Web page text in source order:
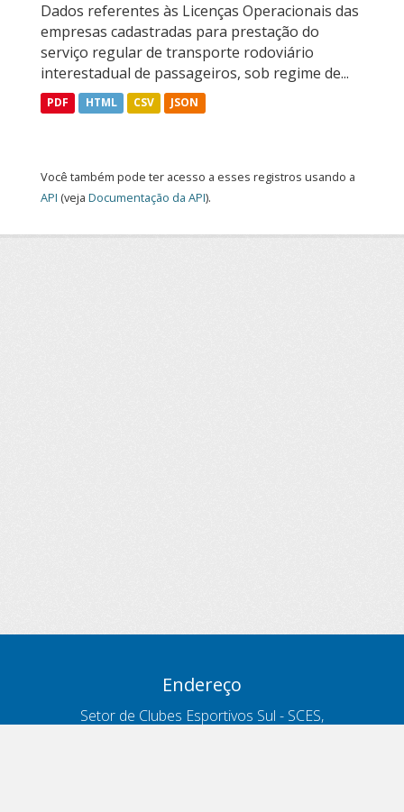
Dados referentes às Licenças Operacionais das
empresas cadastradas para prestação do
serviço regular de transporte rodoviário
interestadual de passageiros, sob regime de...
PDF HTML CSV JSON
Você também pode ter acesso a esses registros usando a
API (veja Documentação da API).
Endereço
Setor de Clubes Esportivos Sul - SCES,